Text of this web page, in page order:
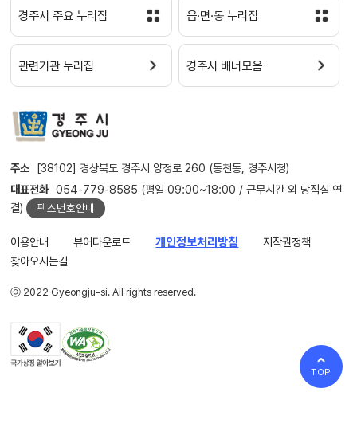
경주시 주요 누리집 읍·면·동 누리집
관련기관 누리집 경주시 배너모음
주소 [38102] 경상북도 경주시 양정로 260 (동천동, 경주시청)
대표전화 054-779-8585 (평일 09:00~18:00 / 근무시간 외 당직실 연
결)
팩스번호안내
이용안내 뷰어다운로드 개인정보처리방침
저작권정책
찾아오시는길
ⓒ 2022 Gyeongju-si. All rights reserved.
TOP